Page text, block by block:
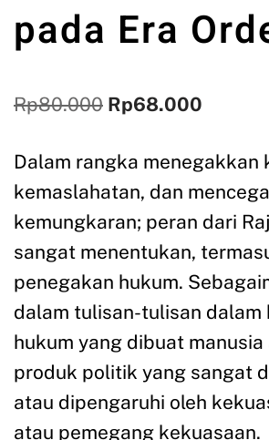
pada Era
Rp80.000 Rp68.000
Dalam rangka menegakkan
kemaslahatan, dan
kemungkaran; peran dari
sangat menentukan,
penegakan hukum.
dalam tulisan-tulisan dalam
hukum yang dibuat manusia
produk politik yang sangat
atau dipengaruhi oleh
atau pemegang kekuasaan.